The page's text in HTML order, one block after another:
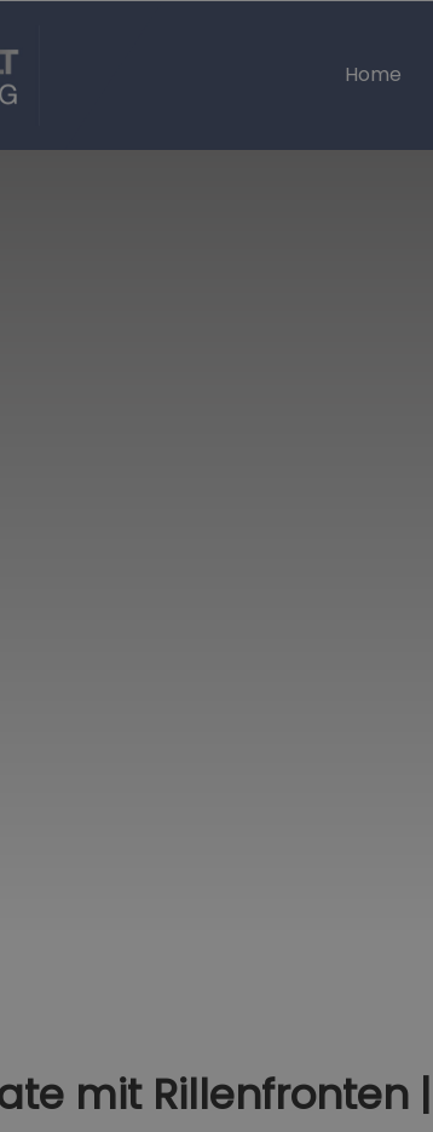
Home
mit Rillenfronten